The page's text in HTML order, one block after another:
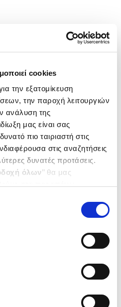
cookies
την εξατομίκευση
την παροχή λειτουργιών
ανάλυση της
μας είναι σας
πιο ταιριαστή στις
στις αναζητήσεις
δυνατές προτάσεις.
όλων’’ θα μας
από τα παρακάτω με την
να ενημερωθείτε σχετικά με